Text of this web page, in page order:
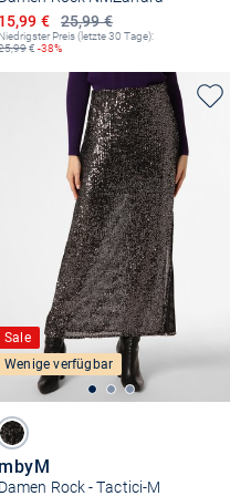
25,99 €
Ermäßigter Preis
15,99 €
Niedrigster Preis (letzte 30 Tage):
€ -38%
Sale
Wenige verfügbar
mbyM
Damen Rock - Tactici-M